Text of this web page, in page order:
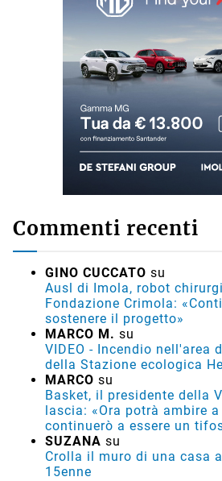
Commenti recenti
GINO CUCCATO su
Ausl di Imola, robot
Fondazione Crimola:
sostenere il progetto»
MARCO M. su
VIDEO - Incendio nell'area
della Stazione ecologica
MARCO su
Basket, il presidente della
lascia: «Ora potrà ambire
continuerò a essere un
SUZANA su
Crolla il muro di una casa
15enne